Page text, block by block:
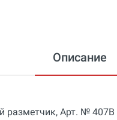
Описание
разметчик, Арт. № 407В